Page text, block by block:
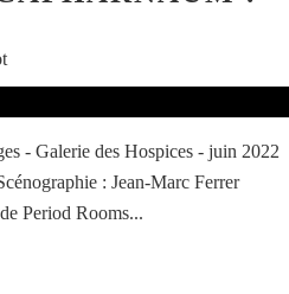
- Galerie des Hospices - juin 2022
: Jean-Marc Ferrer
Period Rooms...